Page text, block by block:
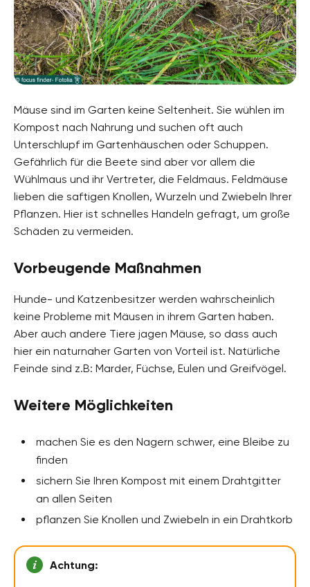
Mäuse sind im Garten keine Seltenheit. Sie wühlen im
Kompost nach Nahrung und suchen oft auch
Unterschlupf im Gartenhäuschen oder Schuppen.
Gefährlich für die Beete sind aber vor allem die
Wühlmaus und ihr Vertreter, die Feldmaus. Feldmäuse
lieben die saftigen Knollen, Wurzeln und Zwiebeln Ihrer
Pflanzen. Hier ist schnelles Handeln gefragt, um große
Schäden zu vermeiden.
Vorbeugende Maßnahmen
Hunde- und Katzenbesitzer werden wahrscheinlich
keine Probleme mit Mäusen in ihrem Garten haben.
Aber auch andere Tiere jagen Mäuse, so dass auch
hier ein naturnaher Garten von Vorteil ist. Natürliche
Feinde sind z.B: Marder, Füchse, Eulen und Greifvögel.
Weitere Möglichkeiten
machen Sie es den Nagern schwer, eine Bleibe zu
finden
sichern Sie Ihren Kompost mit einem Drahtgitter
an allen Seiten
pflanzen Sie Knollen und Zwiebeln in ein Drahtkorb
Achtung: